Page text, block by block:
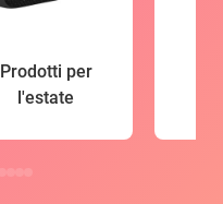
Prodotti per
l'estate